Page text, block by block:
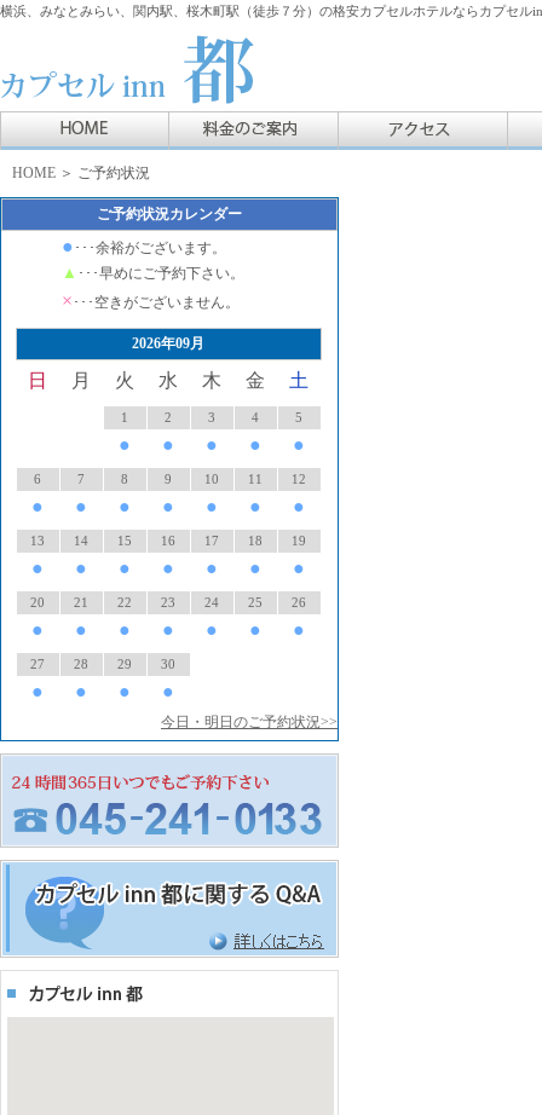
横浜、みなとみらい、関内駅、桜木町駅（徒歩７分）の格安カプセルホテルならカプセル
HOME ＞ ご予約状況
ご予約状況カレンダー
● ･･･余裕がございます。
▲ ･･･早めにご予約下さい。
× ･･･空きがございません。
2026年09月
日 月 火 水 木 金 土
1
●
2
●
3
●
4
●
5
●
6
●
7
●
8
●
9
●
10
●
11
●
12
●
13
●
14
●
15
●
16
●
17
●
18
●
19
●
20
●
21
●
22
●
23
●
24
●
25
●
26
●
27
●
28
●
29
●
30
●
今日・明日のご予約状況>>